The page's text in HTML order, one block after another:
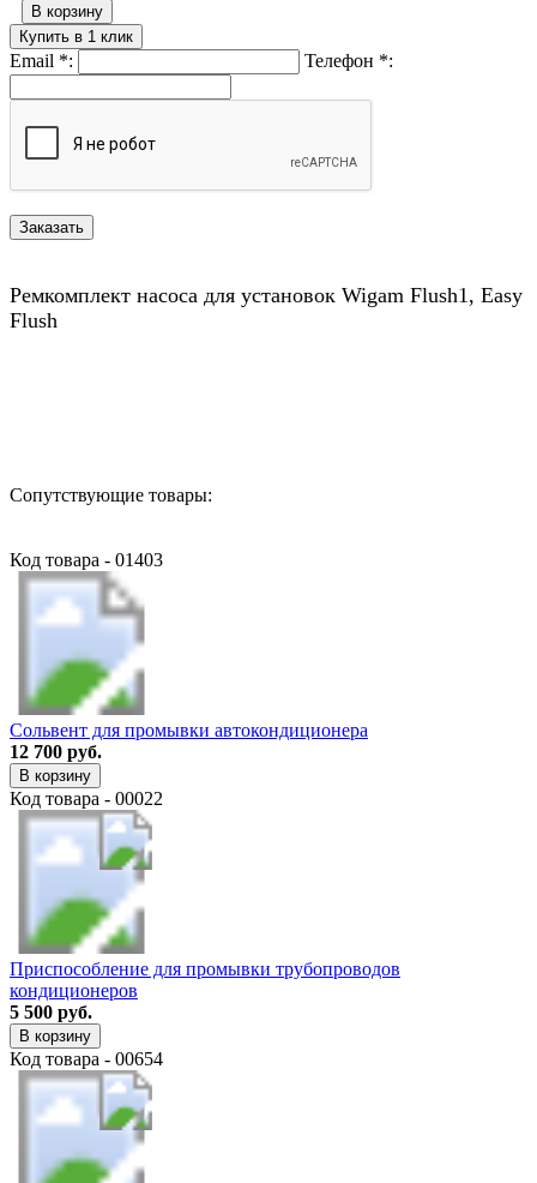
В корзину
Купить в 1 клик
Email *: Телефон *:
Ремкомплект насоса для установок Wigam Flush1, Easy
Flush
Сопутствующие товары:
Код товара - 01403
Сольвент для промывки автокондиционера
12 700 руб.
В корзину
Код товара - 00022
Приспособление для промывки трубопроводов
кондиционеров
5 500 руб.
В корзину
Код товара - 00654